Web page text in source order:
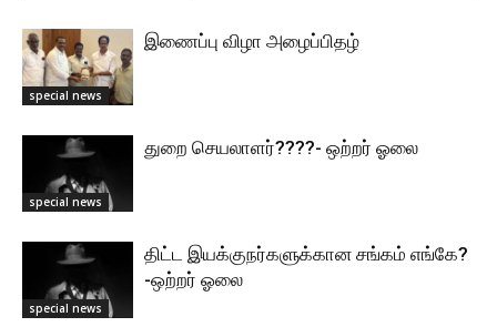
special news
இணைப்பு விழா அழைப்பிதழ்
special news
துறை செயலாளர்????- ஒற்றர் ஓலை
special news
திட்ட இயக்குநர்களுக்கான சங்கம் எங்கே?
-ஒற்றர் ஓலை